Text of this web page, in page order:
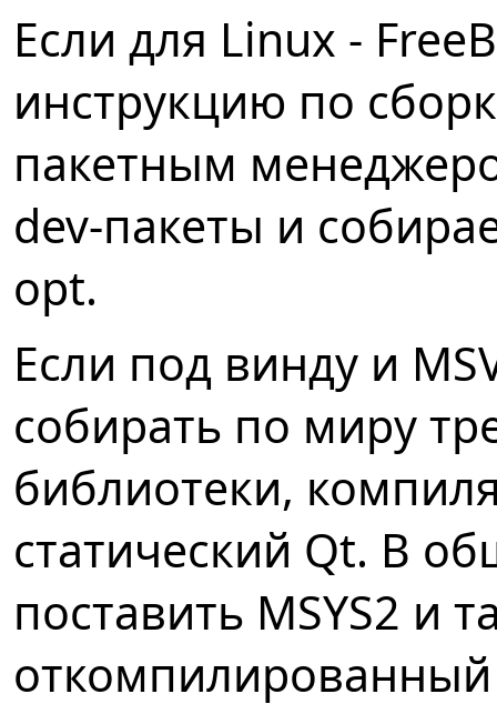
Если для Linux -
инструкцию по
пакетным
dev-пакеты и
opt.
Если под винду и
собирать по миру
библиотеки,
статический Qt. В
поставить MSYS2 и